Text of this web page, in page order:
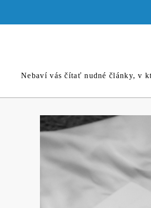
content
Nebaví vás čítať nudné články, v